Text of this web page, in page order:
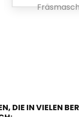
DIE IN VIELEN